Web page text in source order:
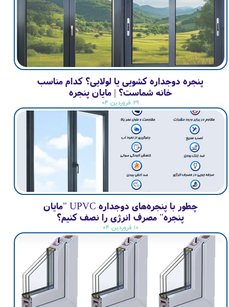
پنجره دوجداره کشویی یا لولایی؟ کدام مناسب
خانه شماست؟ | مایان پنجره
۲۹ فروردین ۰۴
چطور با پنجره‌های دوجداره UPVC "مایان
پنجره" مصرف انرژی را نصف کنیم؟
۱۰ فروردین ۰۴